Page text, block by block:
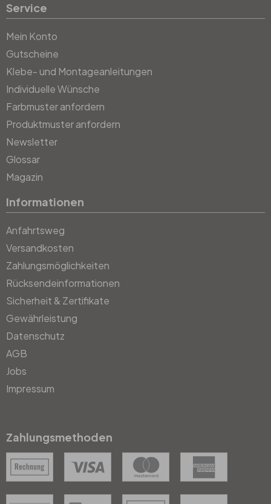
Service
Mein Konto
Gutscheine
Klebe- und Montageanleitungen
Individuelle Wünsche
Farbmuster anfordern
Produktmuster anfordern
Newsletter
Glossar
Magazin
Informationen
Anfahrtsweg
Versandkosten
Zahlungsmöglichkeiten
Rücksendeinformationen
Sicherheit & Zertifikate
Gewährleistung
Datenschutz
AGB
Jobs
Impressum
Zahlungsmethoden